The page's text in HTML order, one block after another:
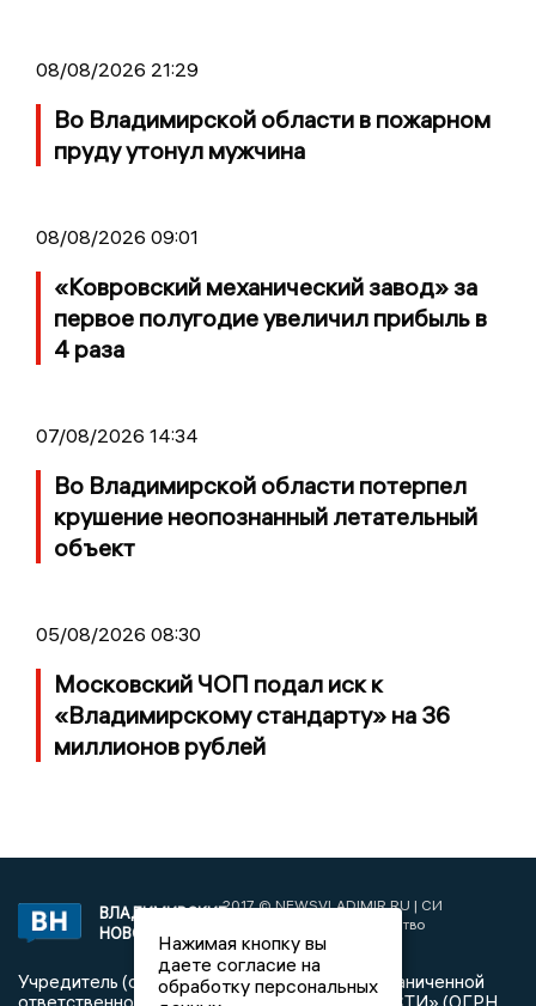
08/08/2026 21:29
Во Владимирской области в пожарном
пруду утонул мужчина
08/08/2026 09:01
«Ковровский механический завод» за
первое полугодие увеличил прибыль в
4 раза
07/08/2026 14:34
Во Владимирской области потерпел
крушение неопознанный летательный
объект
05/08/2026 08:30
Московский ЧОП подал иск к
«Владимирскому стандарту» на 36
миллионов рублей
ВЛАДИМИРСКИЕ
НОВОСТИ
2017 © NEWSVLADIMIR.RU | СИ
«Информационное агентство
Владимирские новости»
Учредитель (соучредители): Общество с ограниченной
Нажимая кнопку вы
даете согласие на
обработку персональных